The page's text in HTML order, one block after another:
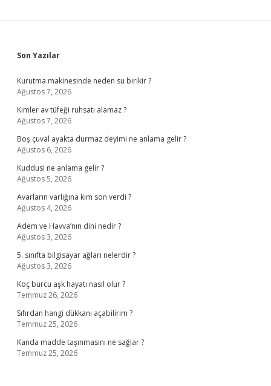
Sidebar
Son Yazılar
Kurutma makinesinde neden su birikir ?
Ağustos 7, 2026
Kimler av tüfeği ruhsatı alamaz ?
Ağustos 7, 2026
Boş çuval ayakta durmaz deyimi ne anlama gelir ?
Ağustos 6, 2026
Kuddusi ne anlama gelir ?
Ağustos 5, 2026
Avarların varlığına kim son verdi ?
Ağustos 4, 2026
Adem ve Havva’nın dini nedir ?
Ağustos 3, 2026
5. sınıfta bilgisayar ağları nelerdir ?
Ağustos 3, 2026
Koç burcu aşk hayatı nasıl olur ?
Temmuz 26, 2026
Sıfırdan hangi dükkanı açabilirim ?
Temmuz 25, 2026
Kanda madde taşınmasını ne sağlar ?
Temmuz 25, 2026